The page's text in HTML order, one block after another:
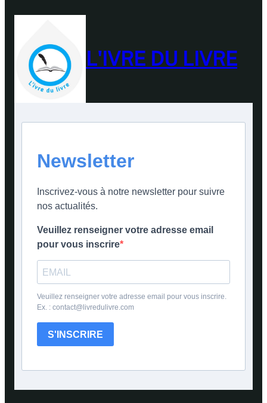
L'IVRE DU LIVRE
Newsletter
Inscrivez-vous à notre newsletter pour suivre
nos actualités.
Veuillez renseigner votre adresse email
pour vous inscrire
Veuillez renseigner votre adresse email pour vous inscrire.
Ex. : contact@livredulivre.com
S'INSCRIRE